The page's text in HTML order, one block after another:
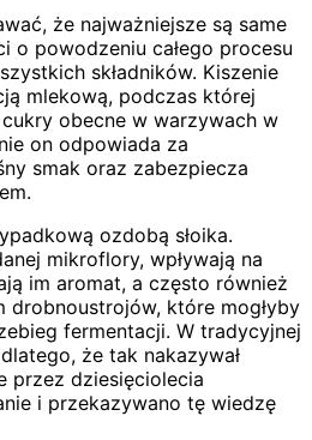
że najważniejsze są same
o powodzeniu całego procesu
składników. Kiszenie
mlekową, podczas której
obecne w warzywach w
on odpowiada za
smak oraz zabezpiecza
ozdobą słoika.
mikroflory, wpływają na
im aromat, a często również
drobnoustrojów, które mogłyby
fermentacji. W tradycyjnej
że tak nakazywał
przez dziesięciolecia
i przekazywano tę wiedzę